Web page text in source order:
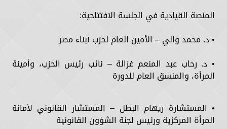
المنصة القيادية في الجلسة الافتتاحية:
• د. محمد والي – الأمين العام لحزب أبناء مصر
• د. رحاب عبد المنعم غزالة – نائب رئيس الحزب، وأمينة
المرأة، والمنسق العام للدورة
• المستشارة ريهام البطل – المستشار القانوني لأمانة
المرأة المركزية ورئيس لجنة الشؤون القانونية